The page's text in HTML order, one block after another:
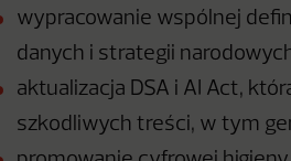
wypracowanie wspólnej
danych i strategii
aktualizacja DSA i AI Act,
szkodliwych treści, w tym